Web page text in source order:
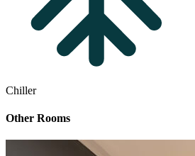
Chiller
Other Rooms